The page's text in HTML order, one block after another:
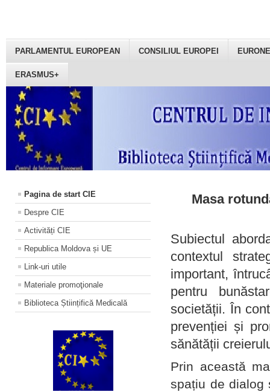
PARLAMENTUL EUROPEAN CONSILIUL EUROPEI
ERASMUS+
Pagina de start CIE
Despre CIE
Activități CIE
Republica Moldova și UE
Link-uri utile
Materiale promoţionale
Biblioteca Științifică Medicală
Masa
Subiectul
contextul
important,
pentru
societății. În
prevenției și
sănătății
Prin această
spațiu de dialog